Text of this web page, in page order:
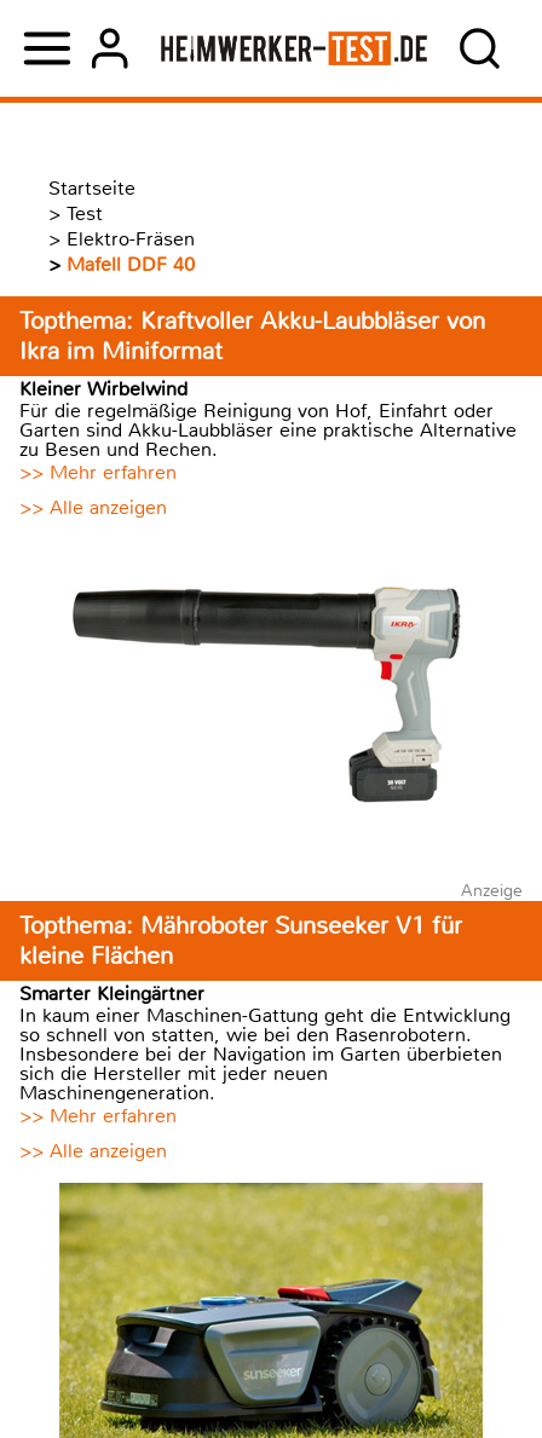
Startseite
> Test
> Elektro-Fräsen
> Mafell DDF 40
Topthema: Kraftvoller Akku-Laubbläser von
Ikra im Miniformat
Kleiner Wirbelwind
Für die regelmäßige Reinigung von Hof, Einfahrt oder
Garten sind Akku-Laubbläser eine praktische Alternative
zu Besen und Rechen.
>> Mehr erfahren
>> Alle anzeigen
Anzeige
Topthema: Mähroboter Sunseeker V1 für
kleine Flächen
Smarter Kleingärtner
In kaum einer Maschinen-Gattung geht die Entwicklung
so schnell von statten, wie bei den Rasenrobotern.
Insbesondere bei der Navigation im Garten überbieten
sich die Hersteller mit jeder neuen
Maschinengeneration.
>> Mehr erfahren
>> Alle anzeigen